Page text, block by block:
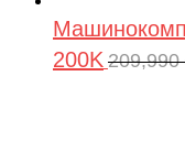
200K 209,990